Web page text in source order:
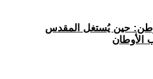
الوطن: حين يُستغل المقدس
الأوطان